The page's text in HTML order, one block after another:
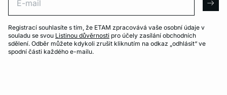
Registrací souhlasíte s tím, že ETAM zpracovává vaše osobní údaje v
souladu se svou Listinou důvěrnosti pro účely zasílání obchodních
sdělení. Odběr můžete kdykoli zrušit kliknutím na odkaz „odhlásit“ ve
spodní části každého e-mailu.